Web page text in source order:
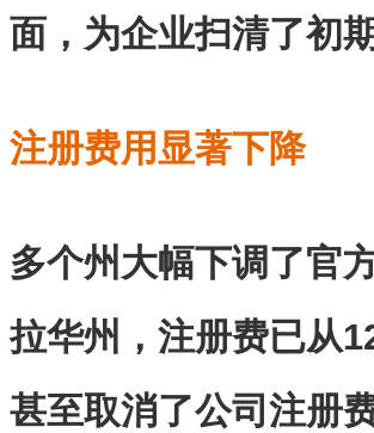
面，为企业扫清了初期
注册费用显著下降
多个州大幅下调了官
拉华州，注册费已从
甚至取消了公司注册